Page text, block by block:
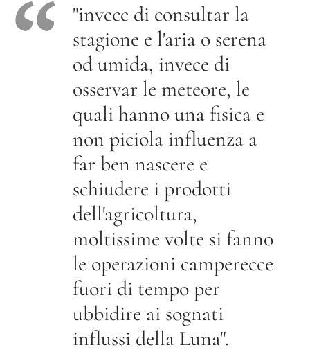
"invece di consultar la
stagione e l'aria o serena
od umida, invece di
osservar le meteore, le
quali hanno una fisica e
non piciola influenza a
far ben nascere e
schiudere i prodotti
dell'agricoltura,
moltissime volte si fanno
le operazioni camperecce
fuori di tempo per
ubbidire ai sognati
influssi della Luna".